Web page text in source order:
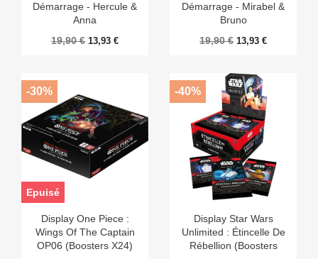
Démarrage - Hercule &
Anna
19,90 € 13,93 €
Démarrage - Mirabel &
Bruno
19,90 € 13,93 €
Display One Piece :
Wings Of The Captain
OP06 (Boosters X24)
-30%
Epuisé
Display Star Wars
Unlimited : Étincelle De
Rébellion (Boosters
-40%